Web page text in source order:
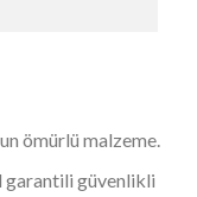
ömürlü malzeme.
garantili güvenlikli